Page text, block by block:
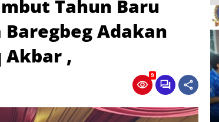
Tahun Baru
Baregbeg Adakan
Akbar ,
9